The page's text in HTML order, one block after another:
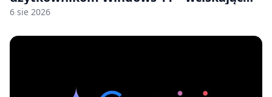
nam przy tym komputery z 8 GB RAM po
6 sie 2026